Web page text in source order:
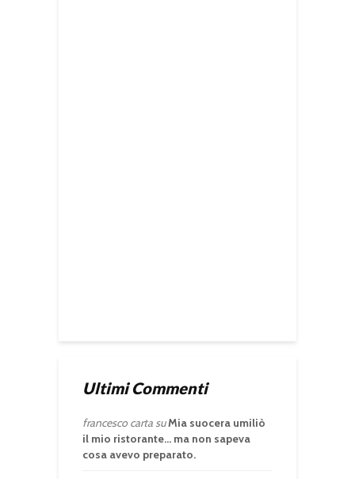
Ultimi Commenti
francesco cartasuMia suocera umiliò
il mio ristorante… ma non sapeva
cosa avevo preparato.